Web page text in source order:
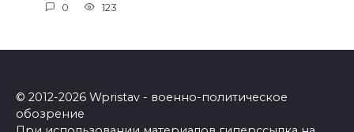
0 123
© 2012-2026 Wpristav - военно-политическое
обозрение